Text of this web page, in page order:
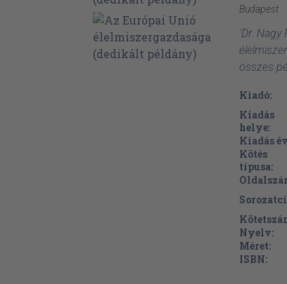
Budapest
'Dr. Nagy
összes
Kiadó:
Kiadás
helye:
Kiadás
Kötés
típusa:
Nyelv:
Méret:
ISBN: